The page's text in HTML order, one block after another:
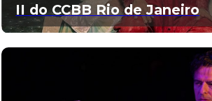
II do CCBB Rio de Janeiro